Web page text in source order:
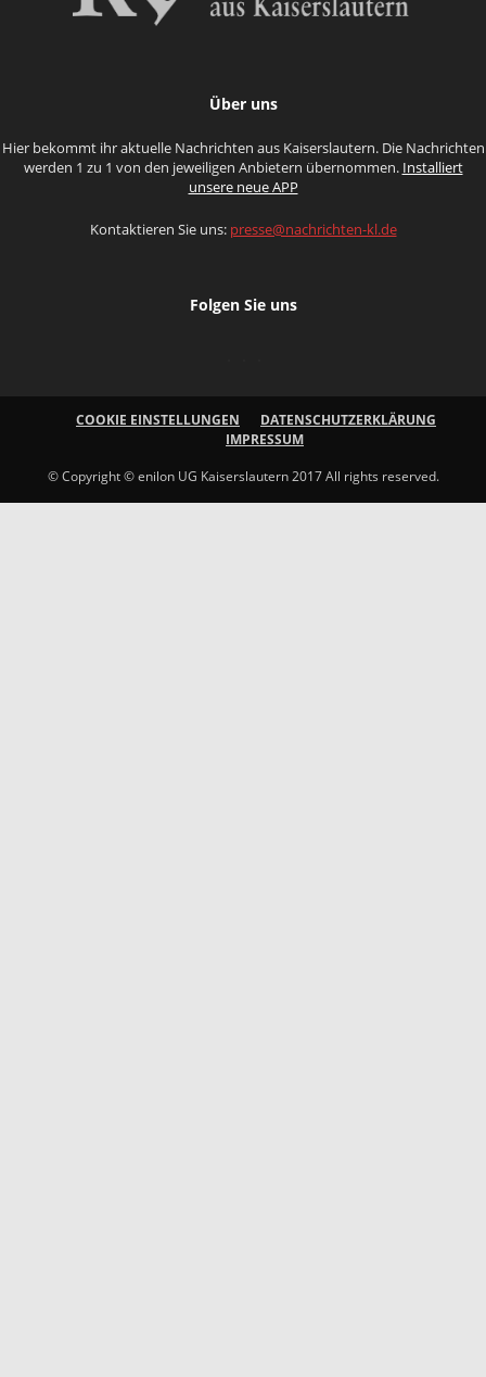
Über uns
Hier bekommt ihr aktuelle Nachrichten aus Kaiserslautern. Die Nachrichten
werden 1 zu 1 von den jeweiligen Anbietern übernommen. Installiert
unsere neue APP
Kontaktieren Sie uns: presse@nachrichten-kl.de
Folgen Sie uns
COOKIE EINSTELLUNGEN
DATENSCHUTZERKLÄRUNG
IMPRESSUM
© Copyright © enilon UG Kaiserslautern 2017 All rights reserved.